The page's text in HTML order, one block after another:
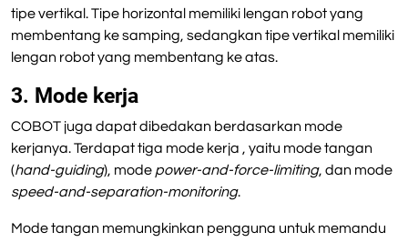
tipe vertikal. Tipe horizontal memiliki lengan robot yang
membentang ke samping, sedangkan tipe vertikal memiliki
lengan robot yang membentang ke atas.
3. Mode kerja
COBOT juga dapat dibedakan berdasarkan mode
kerjanya. Terdapat tiga mode kerja , yaitu mode tangan
(hand-guiding), mode power-and-force-limiting, dan mode
speed-and-separation-monitoring.
Mode tangan memungkinkan pengguna untuk memandu